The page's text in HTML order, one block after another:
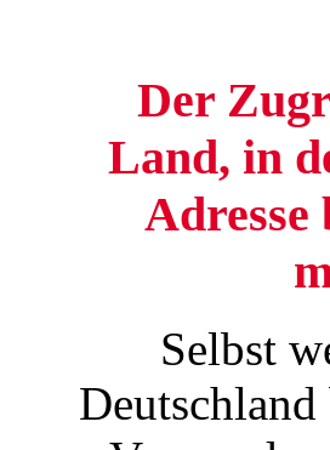
Der
Land, in
Adresse
Selbst